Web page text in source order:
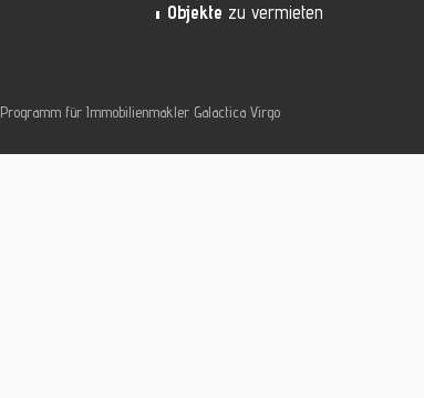
Objekte zu vermieten
Programm für Immobilienmakler Galactica Virgo